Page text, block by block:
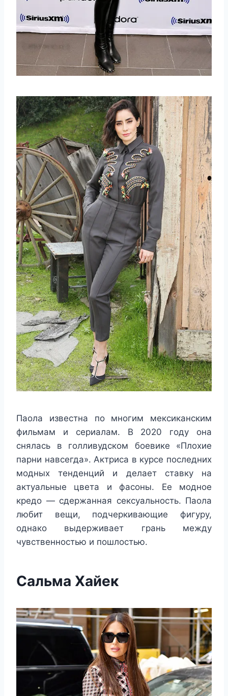
Паола известна по многим мексиканским
фильмам и сериалам. В 2020 году она
снялась в голливудском боевике «Плохие
парни навсегда». Актриса в курсе последних
модных тенденций и делает ставку на
актуальные цвета и фасоны. Ее модное
кредо — сдержанная сексуальность. Паола
любит вещи, подчеркивающие фигуру,
однако выдерживает грань между
чувственностью и пошлостью.
Сальма Хайек